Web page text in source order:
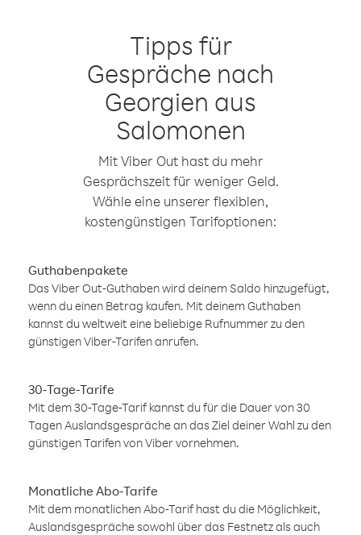
Tipps für
Gespräche nach
Georgien aus
Salomonen
Mit Viber Out hast du mehr
Gesprächszeit für weniger Geld.
Wähle eine unserer flexiblen,
kostengünstigen Tarifoptionen:
Guthabenpakete
Das Viber Out-Guthaben wird deinem Saldo hinzugefügt,
wenn du einen Betrag kaufen. Mit deinem Guthaben
kannst du weltweit eine beliebige Rufnummer zu den
günstigen Viber-Tarifen anrufen.
30-Tage-Tarife
Mit dem 30-Tage-Tarif kannst du für die Dauer von 30
Tagen Auslandsgespräche an das Ziel deiner Wahl zu den
günstigen Tarifen von Viber vornehmen.
Monatliche Abo-Tarife
Mit dem monatlichen Abo-Tarif hast du die Möglichkeit,
Auslandsgespräche sowohl über das Festnetz als auch